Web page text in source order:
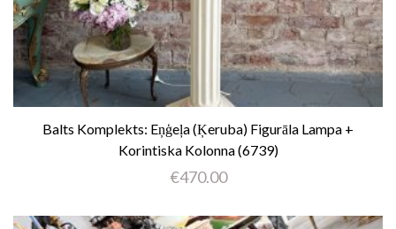
Balts Komplekts: Eņģeļa (ķeruba) Figurāla Lampa +
Korintiska Kolonna (6739)
€470.00